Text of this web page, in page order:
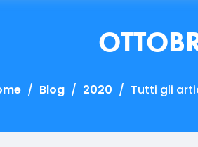
/ Blog / 2020 / Tutti gli